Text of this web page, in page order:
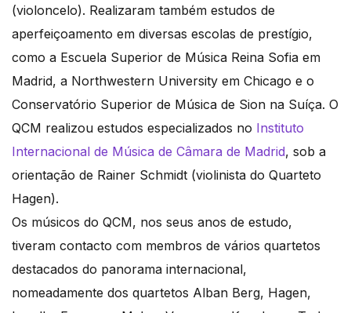
(violoncelo). Realizaram também estudos de
aperfeiçoamento em diversas escolas de prestígio,
como a Escuela Superior de Música Reina Sofia em
Madrid, a Northwestern University em Chicago e o
Conservatório Superior de Música de Sion na Suíça. O
QCM realizou estudos especializados no Instituto
Internacional de Música de Câmara de Madrid, sob a
orientação de Rainer Schmidt (violinista do Quarteto
Hagen).
Os músicos do QCM, nos seus anos de estudo,
tiveram contacto com membros de vários quartetos
destacados do panorama internacional,
nomeadamente dos quartetos Alban Berg, Hagen,